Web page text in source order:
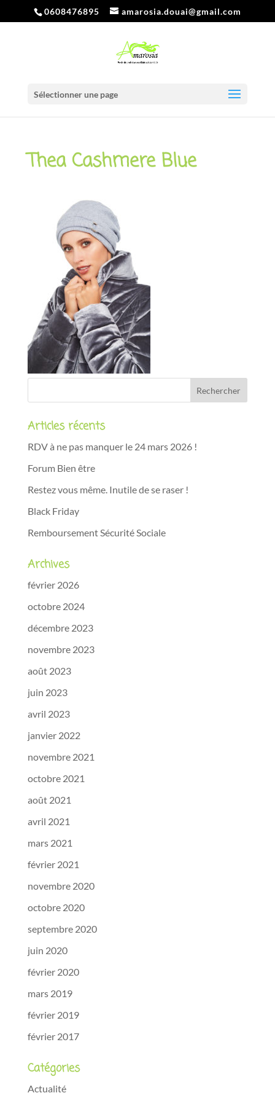
0608476895 amarosia.douai@gmail.com
Sélectionner une page
Thea Cashmere Blue
Articles récents
RDV à ne pas manquer le 24 mars 2026 !
Forum Bien être
Restez vous même. Inutile de se raser !
Black Friday
Remboursement Sécurité Sociale
Archives
février 2026
octobre 2024
décembre 2023
novembre 2023
août 2023
juin 2023
avril 2023
janvier 2022
novembre 2021
octobre 2021
août 2021
avril 2021
mars 2021
février 2021
novembre 2020
octobre 2020
septembre 2020
juin 2020
février 2020
mars 2019
février 2019
février 2017
Catégories
Actualité